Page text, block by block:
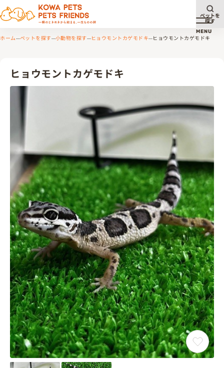
メニ
MENU
ペットを
探す
ホーム ペットを探す 小動物を探す ヒョウモントカゲモドキ ヒョウモントカゲモドキ
ヒョウモントカゲモドキ